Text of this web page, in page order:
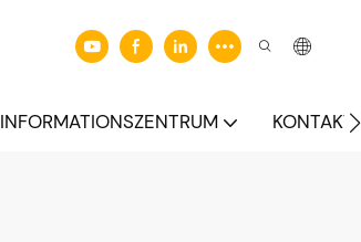
INFORMATIONSZENTRUM